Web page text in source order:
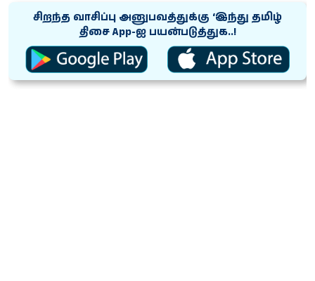
சிறந்த வாசிப்பு அனுபவத்துக்கு ‘இந்து தமிழ்
திசை App-ஐ பயன்படுத்துக..!